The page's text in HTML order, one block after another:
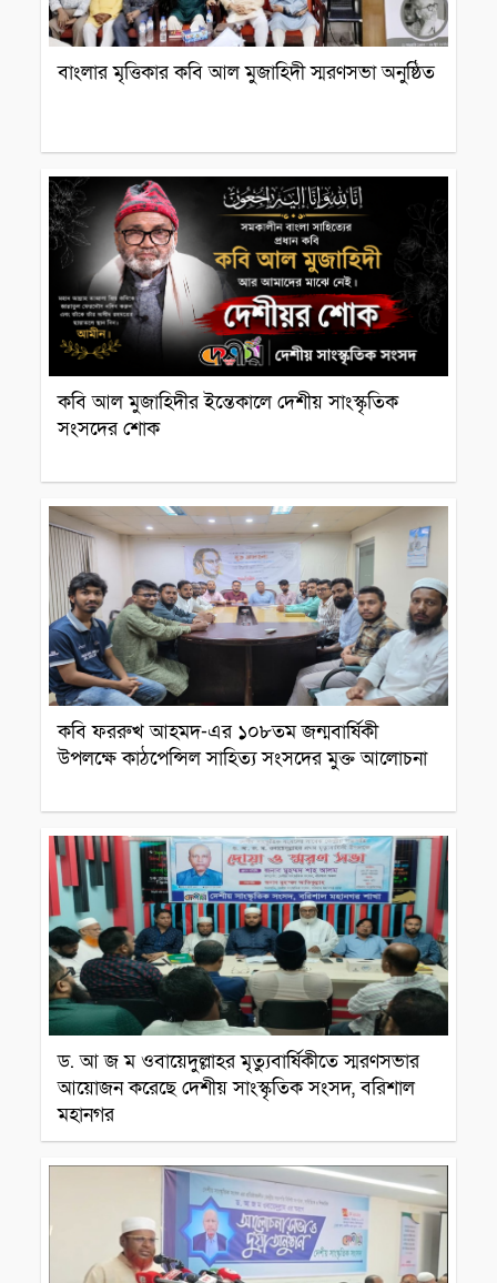
বাংলার মৃত্তিকার কবি আল মুজাহিদী স্মরণসভা অনুষ্ঠিত
সাহিত্যিক
কবি আল মুজাহিদীর ইন্তেকালে দেশীয় সাংস্কৃতিক
সংসদের শোক
সাহিত্যিক
কবি ফররুখ আহমদ-এর ১০৮তম জন্মবার্ষিকী
উপলক্ষে কাঠপেন্সিল সাহিত্য সংসদের মুক্ত আলোচনা
সাহিত্যিক
ড. আ জ ম ওবায়েদুল্লাহর মৃত্যুবার্ষিকীতে স্মরণসভার
আয়োজন করেছে দেশীয় সাংস্কৃতিক সংসদ, বরিশাল
মহানগর
সাহিত্যিক